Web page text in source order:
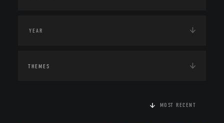
THEMES
MOST RECENT